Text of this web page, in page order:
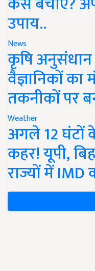
उपाय..
News
कृषि अनुसंधान
वैज्ञानिकों
तकनीकों पर
Weather
अगले 12 घंटों
कहर! यूपी,
राज्यों में